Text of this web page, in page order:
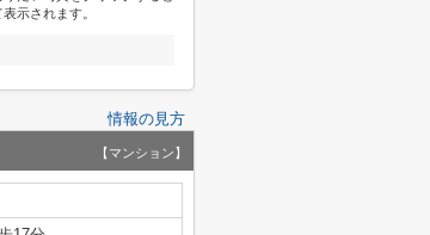
示されます。
情報の見方
【マンション】